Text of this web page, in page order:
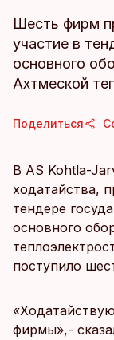
Шесть фирм
участие в
основного
Ахтмеской
Поделиться
В AS Kohtla-
ходатайства,
тендере
основного
поступило
фирмы»,-